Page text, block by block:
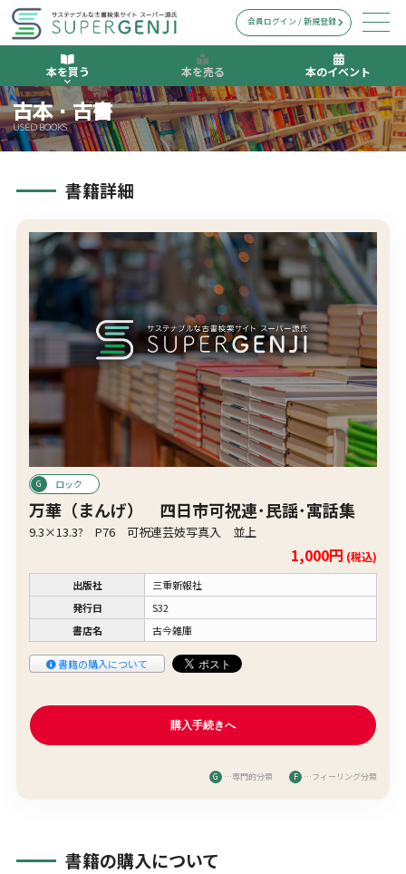
本を買う 本を売る 本のイベント
会員ログイン / 新規登録
古本・古書
USED BOOKS
書籍詳細
ロック
万華（まんげ） 四日市可祝連･民謡･寓話集
9.3×13.3? P76 可祝連芸妓写真入 並上
1,000円 (税込)
出版社
三重新報社
発行日
S32
書店名
古今雑庫
書籍の購入について
G …専門的分類 F …フィーリング分類
書籍の購入について